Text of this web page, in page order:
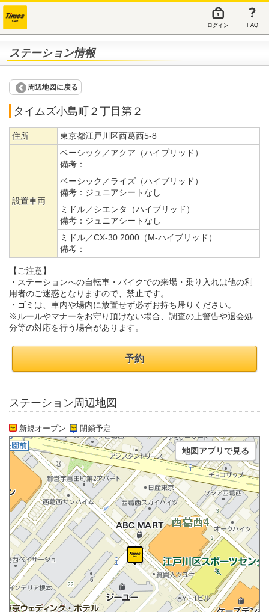
ログイン FAQ
ステーション情報
周辺地図に戻る
タイムズ小島町２丁目第２
住所 東京都江戸川区西葛西5-8
設置車両
ベーシック／アクア（ハイブリッド）
備考：
ベーシック／ライズ（ハイブリッド）
備考： ジュニアシートなし
ミドル／シエンタ（ハイブリッド）
備考： ジュニアシートなし
ミドル／CX-30 2000（M-ハイブリッド）
備考：
【ご注意】
・ステーションへの自転車・バイクでの来場・乗り入れは他の利
用者のご迷惑となりますので、禁止です。
・ゴミは、車内や場内に放置せず必ずお持ち帰りください。
※ルールやマナーをお守り頂けない場合、調査の上警告や退会処
分等の対応を行う場合があります。
予約
ステーション周辺地図
新規オープン 閉鎖予定
地図アプリで見る